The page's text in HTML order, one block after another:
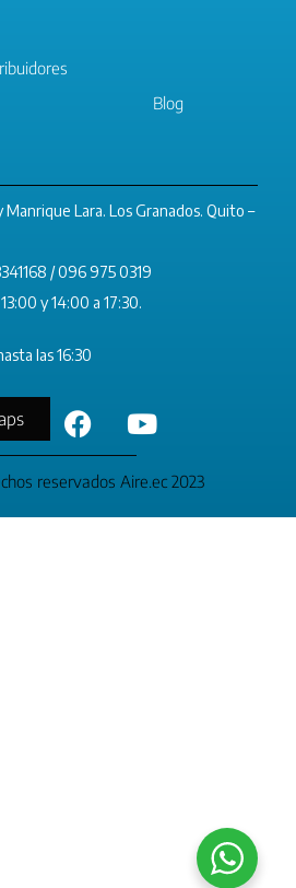
Blog
Manrique Lara. Los Granados. Quito –
/ 096 975 0319
y 14:00 a 17:30.
las 16:30
reservados Aire.ec 2023